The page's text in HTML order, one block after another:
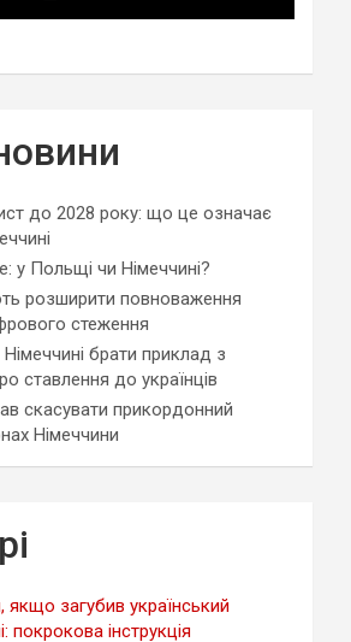
до 2028 року: що це означає
у Польщі чи Німеччині?
розширити повноваження
стеження
брати приклад з
ставлення до українців
скасувати прикордонний
Німеччини
загубив український
покрокова інструкція